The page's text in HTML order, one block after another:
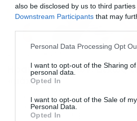
also be disclosed by us to third
Downstream Participants that may
Please note that this website/app
not limited to your visit or usage
grant or deny consent to Google and
use your data for below specified
consent section.
Personal Data Processing Opt
I want to opt-out of the Sharing
personal data.
Opted In
I want to opt-out of the Sale of my
Personal Data.
Opted In
Ηρακλής Ψαχνών: Δίχως
«μάχη»
Ο Ηρακλής Ψαχνών θα παραταχθεί
Βόλου χωρίς τέσσερις βασικούς
των play off (28/05 18:00 OTE TV).